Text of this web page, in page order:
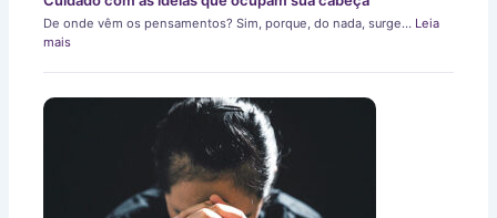
De onde vêm os pensamentos? Sim, porque, do nada, surge… Leia
mais